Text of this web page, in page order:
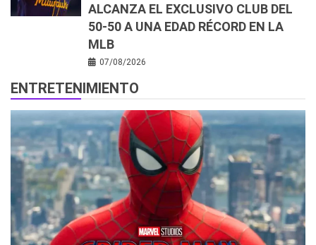
ALCANZA EL EXCLUSIVO CLUB DEL
50-50 A UNA EDAD RÉCORD EN LA
MLB
07/08/2026
ENTRETENIMIENTO